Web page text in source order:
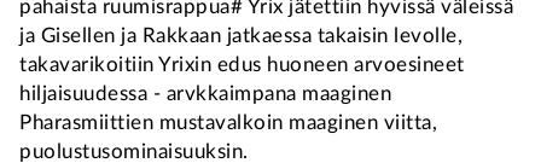
pahaista ruumisrappua# Yrix jätettiin hyvissä väleissä
ja Gisellen ja Rakkaan jatkaessa takaisin levolle,
takavarikoitiin Yrixin edus huoneen arvoesineet
hiljaisuudessa - arvkkaimpana maaginen
Pharasmiittien mustavalkoin maaginen viitta,
puolustusominaisuuksin.